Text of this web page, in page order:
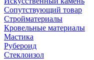
Сопутствующий товар
Стройматериалы
Кровельные материалы
Мастика
Рубероид
Стеклоизол